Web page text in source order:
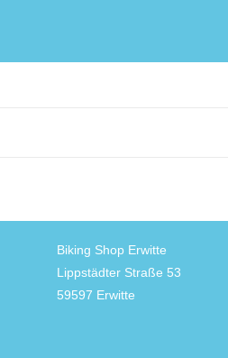
Biking Shop Erwitte
Lippstädter Straße 53
59597 Erwitte